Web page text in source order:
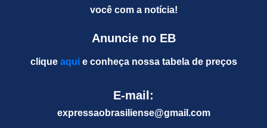
você com a notícia!
Anuncie no EB
clique aquie conheça nossa tabela de preços
E-mail:
expressaobrasiliense@gmail.com